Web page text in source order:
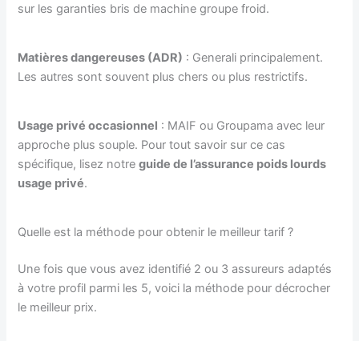
sur les garanties bris de machine groupe froid.
Matières dangereuses (ADR) : Generali principalement.
Les autres sont souvent plus chers ou plus restrictifs.
Usage privé occasionnel : MAIF ou Groupama avec leur
approche plus souple. Pour tout savoir sur ce cas
spécifique, lisez notreguide de l’assurance poids lourds
usage privé.
Quelle est la méthode pour obtenir le meilleur tarif ?
Une fois que vous avez identifié 2 ou 3 assureurs adaptés
à votre profil parmi les 5, voici la méthode pour décrocher
le meilleur prix.